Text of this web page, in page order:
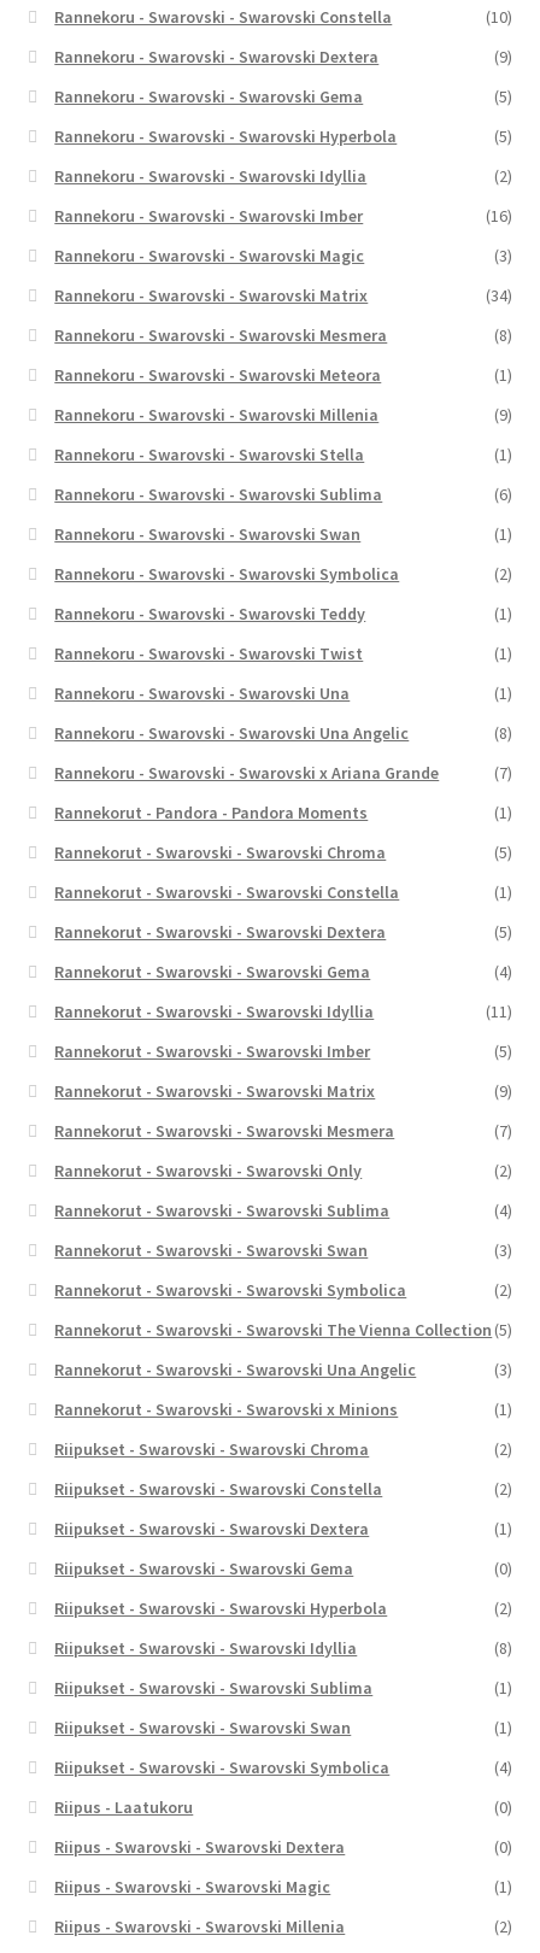
Rannekoru - Swarovski - Swarovski Constella
(10)
Rannekoru - Swarovski - Swarovski Dextera
(9)
Rannekoru - Swarovski - Swarovski Gema
(5)
Rannekoru - Swarovski - Swarovski Hyperbola
(5)
Rannekoru - Swarovski - Swarovski Idyllia
(2)
Rannekoru - Swarovski - Swarovski Imber
(16)
Rannekoru - Swarovski - Swarovski Magic
(3)
Rannekoru - Swarovski - Swarovski Matrix
(34)
Rannekoru - Swarovski - Swarovski Mesmera
(8)
Rannekoru - Swarovski - Swarovski Meteora
(1)
Rannekoru - Swarovski - Swarovski Millenia
(9)
Rannekoru - Swarovski - Swarovski Stella
(1)
Rannekoru - Swarovski - Swarovski Sublima
(6)
Rannekoru - Swarovski - Swarovski Swan
(1)
Rannekoru - Swarovski - Swarovski Symbolica
(2)
Rannekoru - Swarovski - Swarovski Teddy
(1)
Rannekoru - Swarovski - Swarovski Twist
(1)
Rannekoru - Swarovski - Swarovski Una
(1)
Rannekoru - Swarovski - Swarovski Una Angelic
(8)
Rannekoru - Swarovski - Swarovski x Ariana Grande
(7)
Rannekorut - Pandora - Pandora Moments
(1)
Rannekorut - Swarovski - Swarovski Chroma
(5)
Rannekorut - Swarovski - Swarovski Constella
(1)
Rannekorut - Swarovski - Swarovski Dextera
(5)
Rannekorut - Swarovski - Swarovski Gema
(4)
Rannekorut - Swarovski - Swarovski Idyllia
(11)
Rannekorut - Swarovski - Swarovski Imber
(5)
Rannekorut - Swarovski - Swarovski Matrix
(9)
Rannekorut - Swarovski - Swarovski Mesmera
(7)
Rannekorut - Swarovski - Swarovski Only
(2)
Rannekorut - Swarovski - Swarovski Sublima
(4)
Rannekorut - Swarovski - Swarovski Swan
(3)
Rannekorut - Swarovski - Swarovski Symbolica
(2)
Rannekorut - Swarovski - Swarovski The Vienna Collection (5)
Rannekorut - Swarovski - Swarovski Una Angelic
(3)
Rannekorut - Swarovski - Swarovski x Minions
(1)
Riipukset - Swarovski - Swarovski Chroma
(2)
Riipukset - Swarovski - Swarovski Constella
(2)
Riipukset - Swarovski - Swarovski Dextera
(1)
Riipukset - Swarovski - Swarovski Gema
(0)
Riipukset - Swarovski - Swarovski Hyperbola
(2)
Riipukset - Swarovski - Swarovski Idyllia
(8)
Riipukset - Swarovski - Swarovski Sublima
(1)
Riipukset - Swarovski - Swarovski Swan
(1)
Riipukset - Swarovski - Swarovski Symbolica
(4)
Riipus - Laatukoru
(0)
Riipus - Swarovski - Swarovski Dextera
(0)
Riipus - Swarovski - Swarovski Magic
(1)
Riipus - Swarovski - Swarovski Millenia
(2)